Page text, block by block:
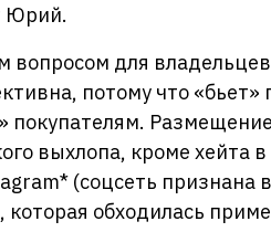
Юрий.
вопросом для
потому что
покупателям.
выхлопа, кроме хейта
(соцсеть признана
которая обходилась